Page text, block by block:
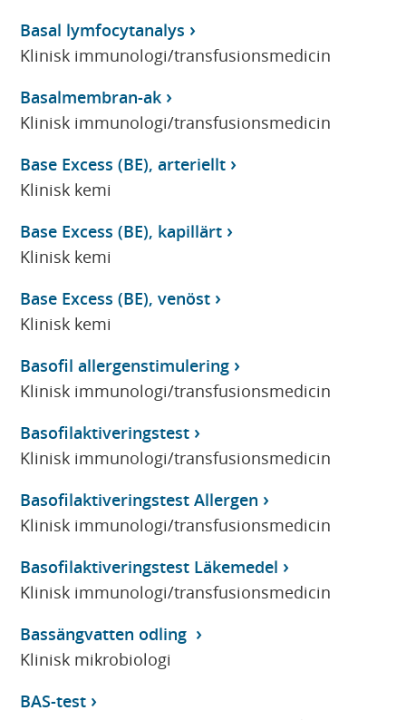
Basal lymfocytanalys
Klinisk immunologi/transfusionsmedicin
Basalmembran-ak
Klinisk immunologi/transfusionsmedicin
Base Excess (BE), arteriellt
Klinisk kemi
Base Excess (BE), kapillärt
Klinisk kemi
Base Excess (BE), venöst
Klinisk kemi
Basofil allergenstimulering
Klinisk immunologi/transfusionsmedicin
Basofilaktiveringstest
Klinisk immunologi/transfusionsmedicin
Basofilaktiveringstest Allergen
Klinisk immunologi/transfusionsmedicin
Basofilaktiveringstest Läkemedel
Klinisk immunologi/transfusionsmedicin
Bassängvatten odling
Klinisk mikrobiologi
BAS-test